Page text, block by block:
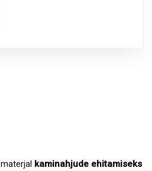
materjal kaminahjude ehitamiseks